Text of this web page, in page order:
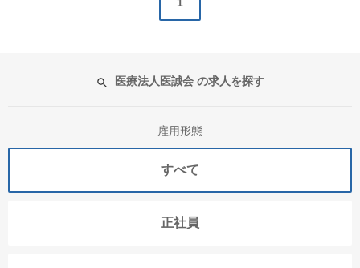
1
医療法人医誠会 の求人を探す
雇用形態
すべて
正社員